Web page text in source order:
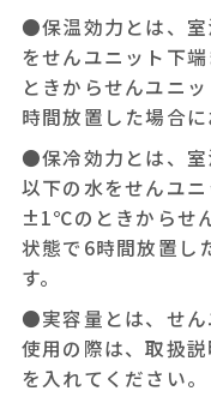
●保温効力とは、
をせんユニット下
ときからせんユニ
時間放置した場合に
●保冷効力とは、
以下の水をせんユ
±1℃のときからせ
状態で6時間放置し
す。
●実容量とは、せん
使用の際は、取扱
を入れてください。